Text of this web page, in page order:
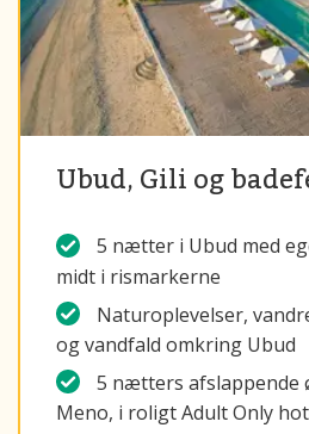
Ubud, Gili og
5 nætter i Ubud med
midt i rismarkerne
Naturoplevelser,
og vandfald omkring Ubud
5 nætters afslappende
Meno, i roligt Adult Only